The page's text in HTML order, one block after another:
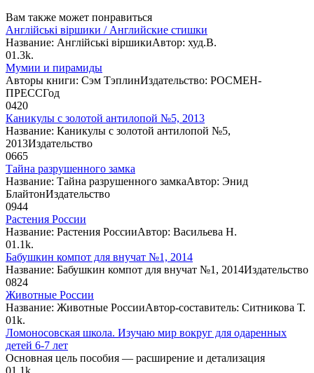
Вам также может понравиться
Англійські віршики / Английские стишки
Название: Англійські віршикиАвтор: худ.В.
01.3k.
Мумии и пирамиды
Авторы книги: Сэм ТэплинИздательство: РОСМЕН-
ПРЕССГод
0420
Каникулы с золотой антилопой №5, 2013
Название: Каникулы с золотой антилопой №5,
2013Издательство
0665
Тайна разрушенного замка
Название: Тайна разрушенного замкаАвтор: Энид
БлайтонИздательство
0944
Растения России
Название: Растения РоссииАвтор: Васильева Н.
01.1k.
Бабушкин компот для внучат №1, 2014
Название: Бабушкин компот для внучат №1, 2014Издательство
0824
Животные России
Название: Животные РоссииАвтор-составитель: Ситникова Т.
01k.
Ломоносовская школа. Изучаю мир вокруг для одаренных
детей 6-7 лет
Основная цель пособия — расширение и детализация
01.1k.